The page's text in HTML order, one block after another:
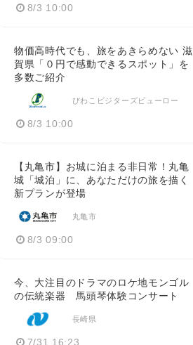
8/3 10:00
物価高時代でも、旅をあきらめない 滋
賀県「０円で感動できるスポット」を
多数ご紹介
びわこビジターズビューロー
8/3 10:00
【丸亀市】お城に泊まる非日常！丸亀
城「城泊」に、あなただけの旅を描く
新プランが登場
丸亀市
8/3 09:00
今、大注目のドラマのロケ地モンゴル
の伝統楽器 馬頭琴体験コンサート
長崎県
7/31 16:23